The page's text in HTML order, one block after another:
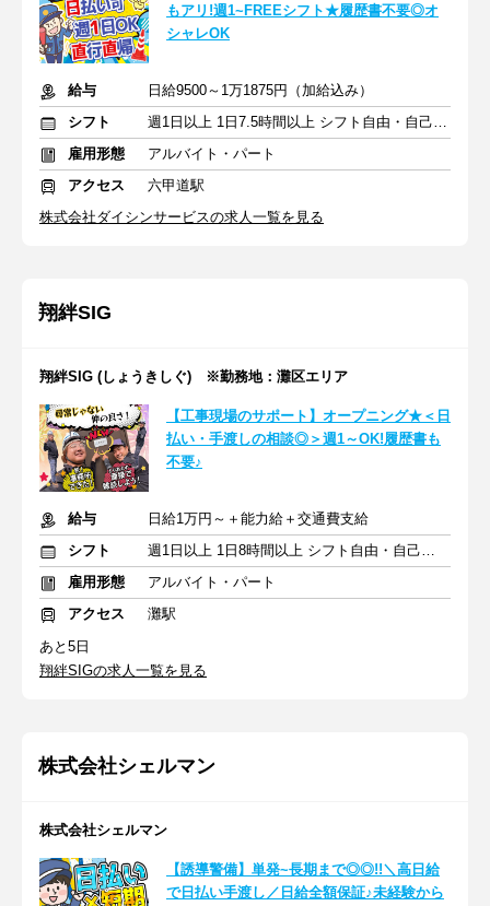
もアリ!週1~FREEシフト★履歴書不要◎オ
シャレOK
給与
日給9500～1万1875円（加給込み）
シフト
週1日以上 1日7.5時間以上 シフト自由・自己申告
雇用形態
アルバイト・パート
アクセス
六甲道駅
株式会社ダイシンサービスの求人一覧を見る
翔絆SIG
翔絆SIG (しょうきしぐ) ※勤務地：灘区エリア
【工事現場のサポート】オープニング★＜日
払い・手渡しの相談◎＞週1～OK!履歴書も
不要♪
給与
日給1万円～＋能力給＋交通費支給
シフト
週1日以上 1日8時間以上 シフト自由・自己申告
雇用形態
アルバイト・パート
アクセス
灘駅
あと5日
翔絆SIGの求人一覧を見る
株式会社シェルマン
株式会社シェルマン
【誘導警備】単発~長期まで◎◎!!＼高日給
で日払い手渡し／日給全額保証♪未経験から